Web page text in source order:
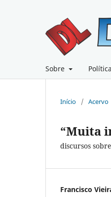
Sobre
Início / Acervo
“Muita
discursos
Francisco